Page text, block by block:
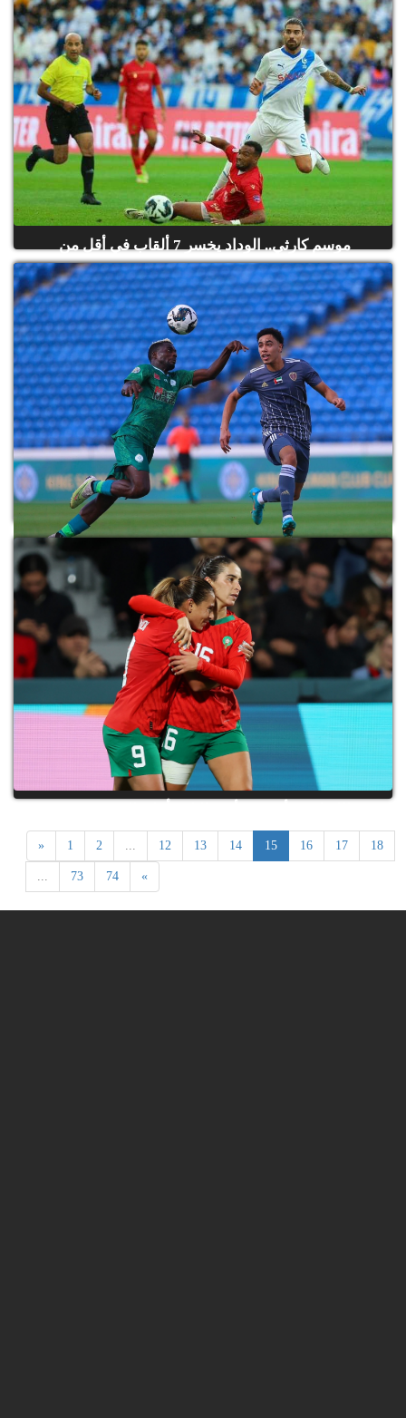
رونالدو يجهض أحلام الرجاء
موسم كارثي.. الوداد يخسر 7 ألقاب في أقل من
سنة
بالعلامة الكاملة.. الرجاء يواصل تألقه في كأس
العرب للأندية
نهائي كأس العالم
« 1 2 12 13 14 15 16 17 18
73 74 »